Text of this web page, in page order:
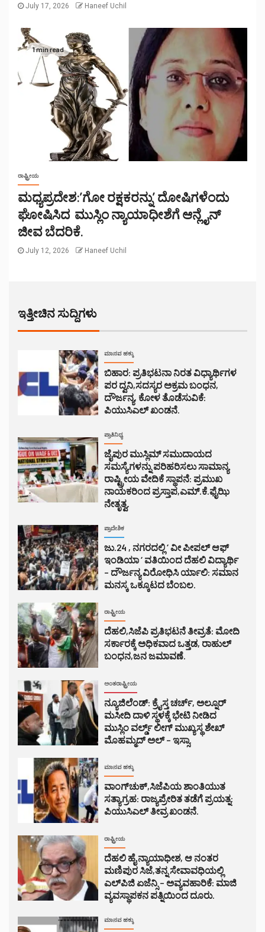
July 17, 2026 Haneef Uchil
1 min read
ರಾಷ್ಟ್ರೀಯ
ಮಧ್ಯಪ್ರದೇಶ:’ಗೋ ರಕ್ಷಕರನ್ನು’ ದೋಷಿಗಳೆಂದು
ಘೋಷಿಸಿದ ಮುಸ್ಲಿಂ ನ್ಯಾಯಾಧೀಶೆಗೆ ಆನ್ಲೈನ್
ಜೀವ ಬೆದರಿಕೆ.
July 12, 2026 Haneef Uchil
ಇತ್ತೀಚಿನ ಸುದ್ದಿಗಳು
ಮಾನವ ಹಕ್ಕು
ಬಿಹಾರ: ಪ್ರತಿಭಟನಾ ನಿರತ ವಿಧ್ಯಾರ್ಥಿಗಳ
ಪರ ದ್ವನಿ,ಸದಸ್ಯರ ಅಕ್ರಮ ಬಂಧನ,
ದೌರ್ಜನ್ಯ, ಕೋಳ ತೊಡೆಸುವಿಕೆ:
ಪಿಯುಸಿಎಲ್ ಖಂಡನೆ.
ಪ್ರಾತಿನಿಧ್ಯ
ಜೈಪುರ ಮುಸ್ಲಿಮ್ ಸಮುದಾಯದ
ಸಮಸ್ಯೆಗಳನ್ನು ಪರಿಹರಿಸಲು ಸಾಮಾನ್ಯ
ರಾಷ್ಟ್ರೀಯ ವೇದಿಕೆ ಸ್ಥಾಪನೆ: ಪ್ರಮುಖ
ನಾಯಕರಿಂದ ಪ್ರಸ್ತಾಪ,ಎಮ್.ಕೆ.ಫೈಝಿ
ನೇತೃತ್ವ.
ಪ್ರಾದೇಶಿಕ
ಜು.24 , ನಗರದಲ್ಲಿ ‘ ವೀ ಪೀಪಲ್ ಆಫ್
ಇಂಡಿಯಾ ‘ ವತಿಯಿಂದ ದೆಹಲಿ ವಿದ್ಯಾರ್ಥಿ
– ದೌರ್ಜನ್ಯ ವಿರೋಧಿಸಿ ರ್ಯಾಲಿ: ಸಮಾನ
ಮನಸ್ಕ ಒಕ್ಕೂಟದ ಬೆಂಬಲ.
ರಾಷ್ಟ್ರೀಯ
ದೆಹಲಿ,ಸಿಜೆಪಿ ಪ್ರತಿಭಟನೆ ತೀವ್ರತೆ: ಮೋದಿ
ಸರ್ಕಾರಕ್ಕೆ ಅಧಿಕವಾದ ಒತ್ತಡ, ರಾಹುಲ್
ಬಂಧನ,ಜನ ಜಮಾವಣೆ.
ಅಂತರಾಷ್ಟ್ರೀಯ
ನ್ಯೂಜಿಲೆಂಡ್: ಕ್ರೈಸ್ತ ಚರ್ಚ್, ಅಲ್ನೂರ್
ಮಸೀದಿ ದಾಳಿ ಸ್ಥಳಕ್ಕೆ ಭೇಟಿ ನೀಡಿದ
ಮುಸ್ಲಿಂ ವರ್ಲ್ಡ್ ಲೀಗ್ ಮುಖ್ಯಸ್ಥ ಶೇಖ್
ಮೊಹಮ್ಮದ್ ಅಲ್ – ಇಸ್ಸಾ.
ಮಾನವ ಹಕ್ಕು
ವಾಂಗ್‌ಚುಕ್,ಸಿಜೆಪಿಯ ಶಾಂತಿಯುತ
ಸತ್ಯಾಗ್ರಹ: ರಾಜ್ಯಪ್ರೇರಿತ ತಡೆಗೆ ಪ್ರಯತ್ನ:
ಪಿಯುಸಿಎಲ್ ತೀವ್ರ ಖಂಡನೆ.
ರಾಷ್ಟ್ರೀಯ
ದೆಹಲಿ ಹೈ ನ್ಯಾಯಾಧೀಶ, ಆ ನಂತರ
ಮಣಿಪುರ ಸಿಜೆ,ತನ್ನ ಸೇವಾವಧಿಯಲ್ಲಿ
ಎಲ್‌ಪಿಜಿ ಏಜೆನ್ಸಿ – ಅವ್ಯವಹಾರಿಕೆ: ಮಾಜಿ
ವ್ಯವಸ್ಥಾಪಕನ ಪತ್ನಿಯಿಂದ ದೂರು.
ಮಾನವ ಹಕ್ಕು